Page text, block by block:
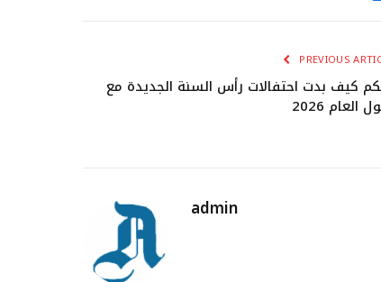
PREVIOUS
كيف بدت احتفالات رأس السنة الجديدة مع
العام 2026
admin